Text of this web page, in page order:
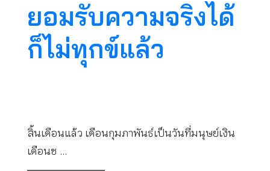
ยอมรับความจริงได้
ก็ไม่ทุกข์แล้ว
สิ้นเดือนแล้ว เดือนกุมภาพันธ์เป็นวันที่มนุษย์เงิน
เดือนช …